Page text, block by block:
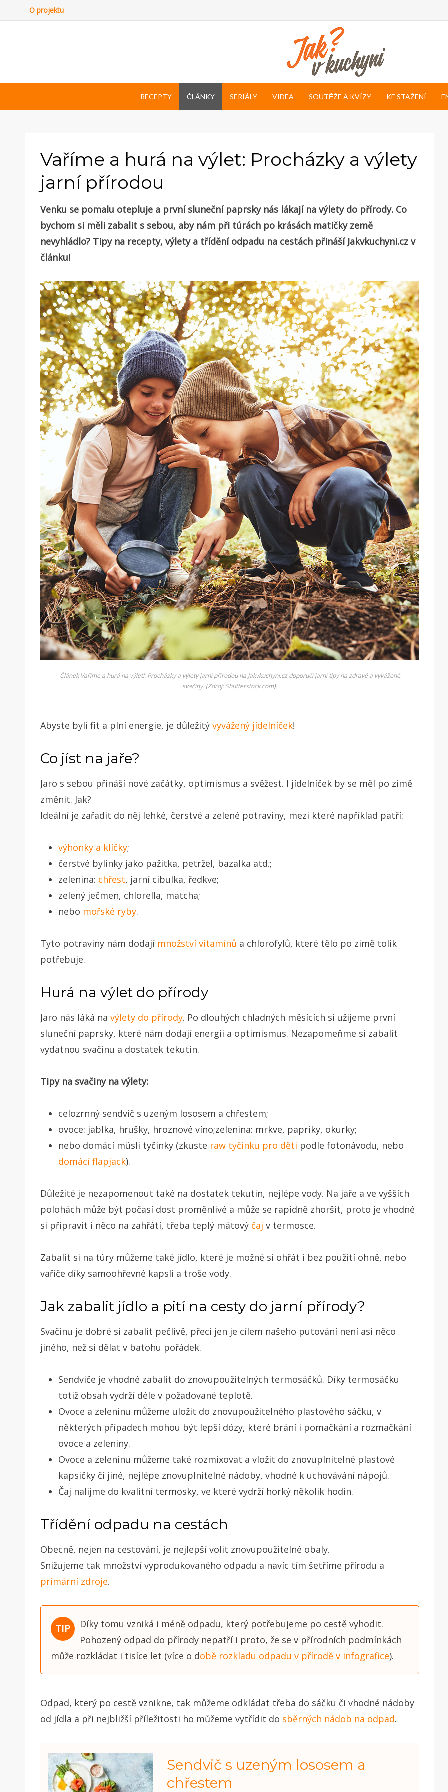
O projektu
RECEPTY ČLÁNKY SERIÁLY VIDEA SOUTĚŽE A KVÍZY KE STAŽENÍ
Vaříme a hurá na výlet: Procházky a výlety
jarní přírodou
Venku se pomalu otepluje a první sluneční paprsky nás lákají na výlety do přírody. Co
bychom si měli zabalit s sebou, aby nám při túrách po krásách matičky země
nevyhládlo? Tipy na recepty, výlety a třídění odpadu na cestách přináší Jakvkuchyni.cz v
článku!
Článek Vaříme a hurá na výlet!: Procházky a výlety jarní přírodou na Jakvkuchyni.cz doporučí jarní tipy na zdravé a vyvážené
svačiny. (Zdroj: Shutterstock.com).
Abyste byli fit a plní energie, je důležitý vyvážený jídelníček!
Co jíst na jaře?
Jaro s sebou přináší nové začátky, optimismus a svěžest. I jídelníček by se měl po zimě
změnit. Jak?
Ideální je zařadit do něj lehké, čerstvé a zelené potraviny, mezi které například patří:
výhonky a klíčky;
čerstvé bylinky jako pažitka, petržel, bazalka atd.;
zelenina: chřest, jarní cibulka, ředkve;
zelený ječmen, chlorella, matcha;
nebo mořské ryby.
Tyto potraviny nám dodají množství vitamínů a chlorofylů, které tělo po zimě tolik
potřebuje.
Hurá na výlet do přírody
Jaro nás láká na výlety do přírody. Po dlouhých chladných měsících si užijeme první
sluneční paprsky, které nám dodají energii a optimismus. Nezapomeňme si zabalit
vydatnou svačinu a dostatek tekutin.
Tipy na svačiny na výlety:
celozrnný sendvič s uzeným lososem a chřestem;
ovoce: jablka, hrušky, hroznové víno;zelenina: mrkve, papriky, okurky;
nebo domácí müsli tyčinky (zkuste raw tyčinku pro děti podle fotonávodu, nebo
domácí flapjack).
Důležité je nezapomenout také na dostatek tekutin, nejlépe vody. Na jaře a ve vyšších
polohách může být počasí dost proměnlivé a může se rapidně zhoršit, proto je vhodné
si připravit i něco na zahřátí, třeba teplý mátový čaj v termosce.
Zabalit si na túry můžeme také jídlo, které je možné si ohřát i bez použití ohně, nebo
vařiče díky samoohřevné kapsli a troše vody.
Jak zabalit jídlo a pití na cesty do jarní přírody?
Svačinu je dobré si zabalit pečlivě, přeci jen je cílem našeho putování není asi něco
jiného, než si dělat v batohu pořádek.
Sendviče je vhodné zabalit do znovupoužitelných termosáčků. Díky termosáčku
totiž obsah vydrží déle v požadované teplotě.
Ovoce a zeleninu můžeme uložit do znovupoužitelného plastového sáčku, v
některých případech mohou být lepší dózy, které brání i pomačkání a rozmačkání
ovoce a zeleniny.
Ovoce a zeleninu můžeme také rozmixovat a vložit do znovuplnitelné plastové
kapsičky či jiné, nejlépe znovuplnitelné nádoby, vhodné k uchovávání nápojů.
Čaj nalijme do kvalitní termosky, ve které vydrží horký několik hodin.
Třídění odpadu na cestách
Obecně, nejen na cestování, je nejlepší volit znovupoužitelné obaly.
Snižujeme tak množství vyprodukovaného odpadu a navíc tím šetříme přírodu a
primární zdroje.
Díky tomu vzniká i méně odpadu, který potřebujeme po cestě vyhodit.
Pohozený odpad do přírody nepatří i proto, že se v přírodních podmínkách
může rozkládat i tisíce let (více o době rozkladu odpadu v přírodě v infografice).
Odpad, který po cestě vznikne, tak můžeme odkládat třeba do sáčku či vhodné nádoby
od jídla a při nejbližší příležitosti ho můžeme vytřídit do sběrných nádob na odpad.
Sendvič s uzeným lososem a
chřestem